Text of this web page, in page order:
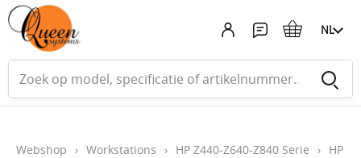
NL
Webshop › Workstations › HP Z440-Z640-Z840 Serie › HP